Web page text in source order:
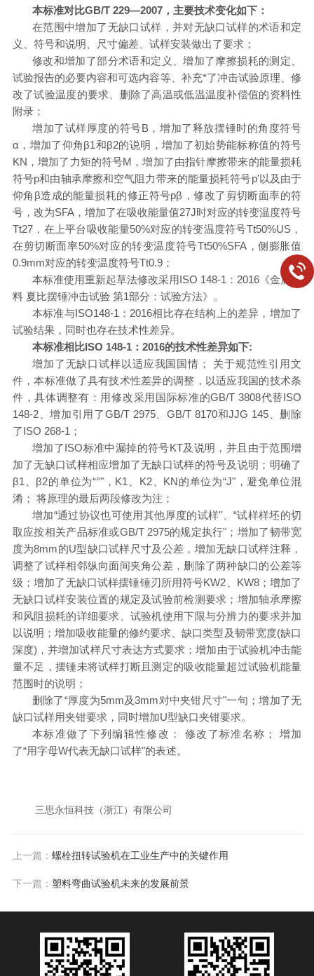
本标准对比GB/T 229—2007，主要技术变化如下：
在范围中增加了无缺口试样，并对无缺口试样的术语和定
义、符号和说明、尺寸偏差、试样安装做出了要求；
修改和增加了部分术语和定义、增加了摩擦损耗的测定、
试验报告的必要内容和可选内容等、补充*了冲击试验原理、修
改了试验温度的要求、删除了高温或低温温度补偿值的资料性
附录；
增加了试样厚度的符号B ，增加了释放摆锤时的角度符号
α ，增加了仰角β1和β2的说明，增加了初始势能标称值的符号
KN，增加了力矩的符号M ，增加了由指针摩擦带来的能量损耗
符号p和由轴承摩擦和空气阻力带来的能量损耗符号p'以及由于
仰角 β造成的能量损耗的修正符号pβ ，修改了剪切断面率的符
号，改为SFA，增加了在吸收能量值27J时对应的转变温度符号
Tt27，在上平台吸收能量50%对应的转变温度符号Tt50%US，
在剪切断面率50%对应的转变温度符号Tt50%SFA，侧膨胀值
0.9mm对应的转变温度符号Tt0.9；
本标准使用重新起草法修改采用ISO 148-1：2016《金属材
料 夏比摆锤冲击试验 第1部分：试验方法》。
本标准与ISO148-1：2016相比存在结构上的差异，增加了
试验结果，同时也存在技术性差异。
本标准相比ISO 148-1：2016的技术性差异如下:
增加了无缺口试样以适应我国国情；
关于规范性引用文
件，本标准做了具有技术性差异的调整，以适应我国的技术条
件，具体调整有：用修改采用国际标准的GB/T 3808代替ISO
148-2、增加引用了GB/T 2975、GB/T 8170和JJG 145、删除
了ISO 268-1；
增加了ISO标准中漏掉的符号KT及说明，并且由于范围增
加了无缺口试样相应增加了无缺口试样的符号及说明；明确了
β1、 β2的单位为“°"， K1、 K2、 KN的单位为“J"，避免单位混
淆； 将原理的最后两段修改为注；
增加“通过协议也可使用其他厚度的试样"、“试样样坯的切
取应按相关产品标准或GB/T 2975的规定执行"；增加了韧带宽
度为8mm的U型缺口试样尺寸及公差，增加无缺口试样注释，
调整了试样相邻纵向面间夹角公差，删除了两种缺口的公差等
级；增加了无缺口试样摆锤锤刃所用符号KW2、 KW8；增加了
无缺口试样安装位置的规定及试验前检测要求；增加轴承摩擦
和风阻损耗的详细要求、试验机使用下限与分辨力的要求并加
以说明；增加吸收能量的修约要求、缺口类型及韧带宽度(缺口
深度)，并增加试样尺寸表达方式要求；增加由于试验机冲击能
量不足，摆锤未将试样打断且测定的吸收能量超过试验机能量
范围时的说明；
删除了“厚度为5mm及3mm对中夹钳尺寸"一句；增加了无
缺口试样用夹钳要求，同时增加U型缺口夹钳要求。
本标准做了下列编辑性修改：
修改了标准名称；
增加
了“用字母W代表无缺口试样"的表述。
三思永恒科技（浙江）有限公司
上一篇： 螺栓扭转试验机在工业生产中的关键作用
下一篇： 塑料弯曲试验机未来的发展前景